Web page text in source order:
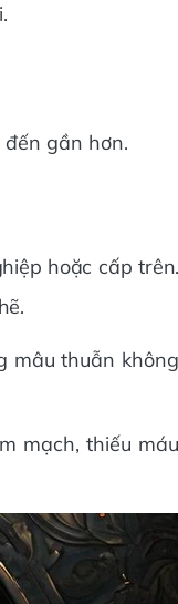
gần hơn.
hoặc cấp trên.
mâu thuẫn không
mạch, thiếu máu